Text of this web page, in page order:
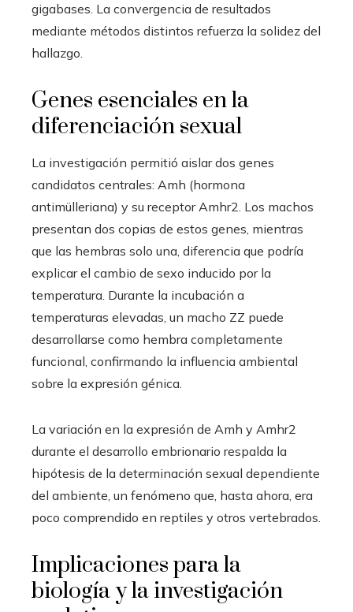
gigabases. La convergencia de resultados
mediante métodos distintos refuerza la solidez del
hallazgo.
Genes esenciales en la
diferenciación sexual
La investigación permitió aislar dos genes
candidatos centrales: Amh (hormona
antimülleriana) y su receptor Amhr2. Los machos
presentan dos copias de estos genes, mientras
que las hembras solo una, diferencia que podría
explicar el cambio de sexo inducido por la
temperatura. Durante la incubación a
temperaturas elevadas, un macho ZZ puede
desarrollarse como hembra completamente
funcional, confirmando la influencia ambiental
sobre la expresión génica.
La variación en la expresión de Amh y Amhr2
durante el desarrollo embrionario respalda la
hipótesis de la determinación sexual dependiente
del ambiente, un fenómeno que, hasta ahora, era
poco comprendido en reptiles y otros vertebrados.
Implicaciones para la
biología y la investigación